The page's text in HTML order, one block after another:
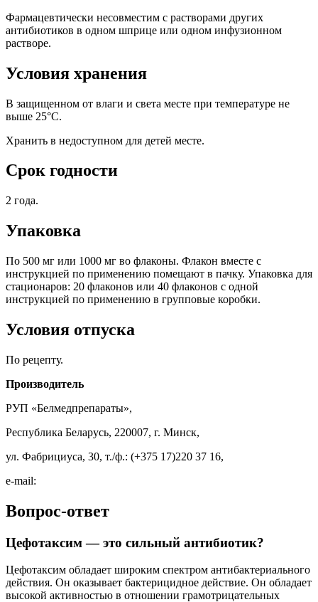
Фармацевтически несовместим с растворами других
антибиотиков в одном шприце или одном инфузионном
растворе.
Условия хранения
В защищенном от влаги и света месте при температуре не
выше 25°С.
Хранить в недоступном для детей месте.
Срок годности
2 года.
Упаковка
По 500 мг или 1000 мг во флаконы. Флакон вместе с
инструкцией по применению помещают в пачку. Упаковка для
стационаров: 20 флаконов или 40 флаконов с одной
инструкцией по применению в групповые коробки.
Условия отпуска
По рецепту.
Производитель
РУП «Белмедпрепараты»,
Республика Беларусь, 220007, г. Минск,
ул. Фабрициуса, 30, т./ф.: (+375 17)220 37 16,
e-mail:
Вопрос-ответ
Цефотаксим — это сильный антибиотик?
Цефотаксим обладает широким спектром антибактериального
действия. Он оказывает бактерицидное действие. Он обладает
высокой активностью в отношении грамотрицательных